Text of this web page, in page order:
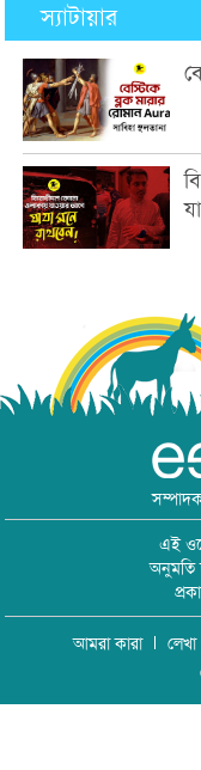
স্যাটায়ার
এই
অনুমতি
আমরা কারা লেখা